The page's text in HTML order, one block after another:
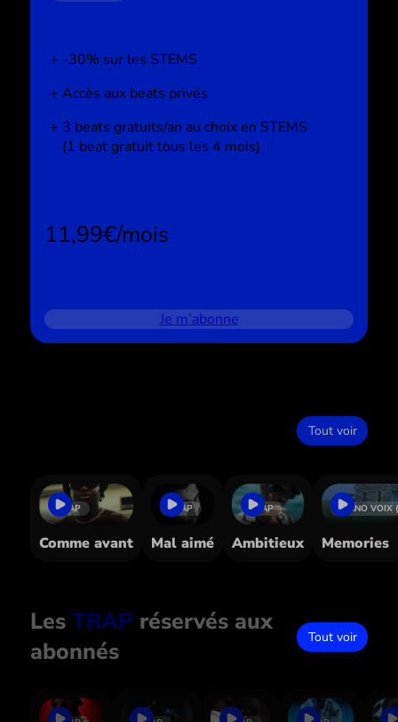
-30% sur les STEMS
Accès aux beats privés
3 beats gratuits/an au choix en STEMS
(1 beat gratuit tous les 4 mois)
11,99€/mois
Je m’abonne
Tout voir
TRAP
Comme avant
TRAP
Mal aimé
TRAP
Ambitieux
PIANO VOIX
Memories
Les TRAP réservés aux
abonnés
Tout voir